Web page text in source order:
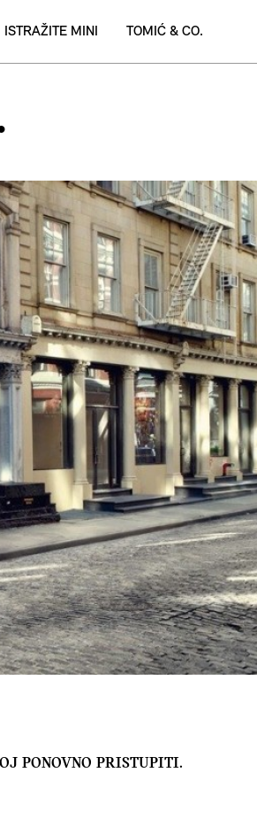
ISTRAŽITE MINI TOMIĆ & CO.
PONOVNO PRISTUPITI.